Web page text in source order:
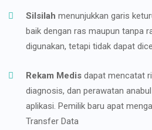
Silsilah menunjukkan garis
baik dengan ras maupun tanpa
digunakan, tetapi tidak dapat
Rekam Medis dapat mencatat
diagnosis, dan perawatan
aplikasi. Pemilik baru apat
Transfer Data